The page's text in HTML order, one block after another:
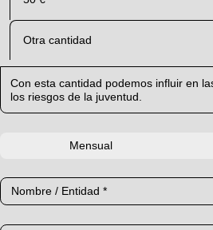
Otra cantidad
Con esta cantidad podemos influir en
los riesgos de la juventud.
Mensual
Nombre / Entidad *